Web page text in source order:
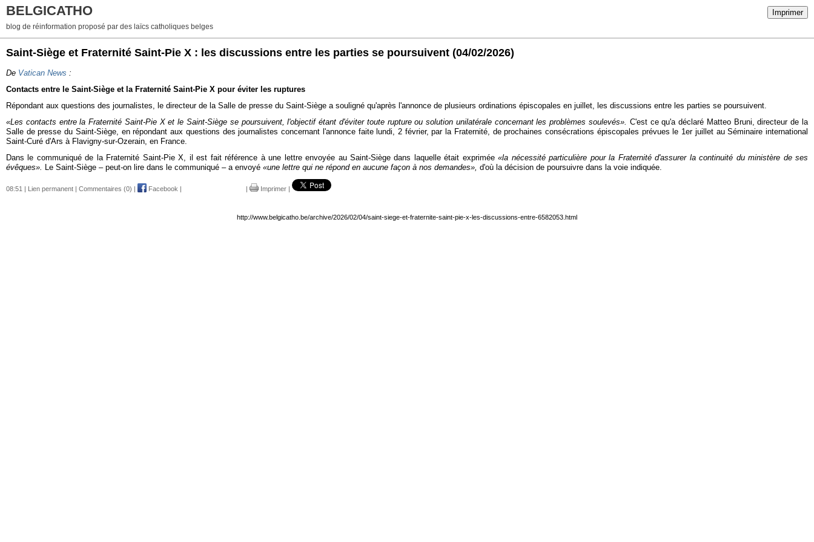
Imprimer
BELGICATHO
blog de réinformation proposé par des laïcs catholiques belges
Saint-Siège et Fraternité Saint-Pie X : les discussions entre les parties se poursuivent (04/02/2026)
De Vatican News :
Contacts entre le Saint-Siège et la Fraternité Saint-Pie X pour éviter les ruptures
Répondant aux questions des journalistes, le directeur de la Salle de presse du Saint-Siège a souligné qu'après l'annonce de plusieurs ordinations épiscopales en juillet, les discussions entre les parties se poursuivent.
«Les contacts entre la Fraternité Saint-Pie X et le Saint-Siège se poursuivent, l'objectif étant d'éviter toute rupture ou solution unilatérale concernant les problèmes soulevés». C'est ce qu'a déclaré Matteo Bruni, directeur de la
Salle de presse du Saint-Siège, en répondant aux questions des journalistes concernant l'annonce faite lundi, 2 février, par la Fraternité, de prochaines consécrations épiscopales prévues le 1er juillet au Séminaire international
Saint-Curé d'Ars à Flavigny-sur-Ozerain, en France.
Dans le communiqué de la Fraternité Saint-Pie X, il est fait référence à une lettre envoyée au Saint-Siège dans laquelle était exprimée«la nécessité particulière pour la Fraternité d'assurer la continuité du ministère de ses
évêques». Le Saint-Siège – peut-on lire dans le communiqué – a envoyé «une lettre qui ne répond en aucune façon à nos demandes», d'où la décision de poursuivre dans la voie indiquée.
08:51 | Lien permanent | Commentaires (0) | Facebook | | Imprimer |
http://www.belgicatho.be/archive/2026/02/04/saint-siege-et-fraternite-saint-pie-x-les-discussions-entre-6582053.html